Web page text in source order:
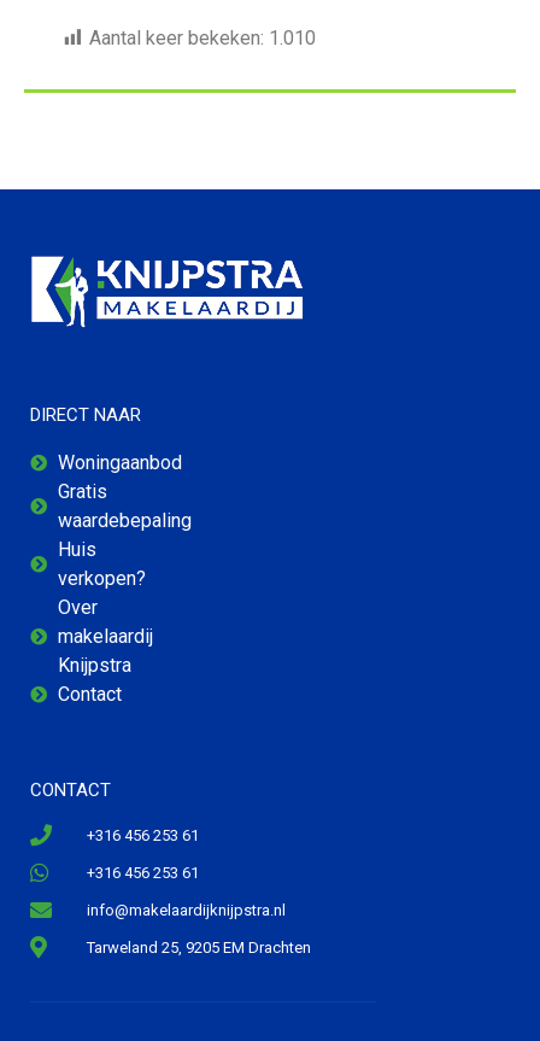
Aantal keer bekeken: 1.010
DIRECT NAAR
Woningaanbod
Gratis
waardebepaling
Huis
verkopen?
Over
makelaardij
Knijpstra
Contact
CONTACT
+316 456 253 61
+316 456 253 61
info@makelaardijknijpstra.nl
Tarweland 25, 9205 EM Drachten